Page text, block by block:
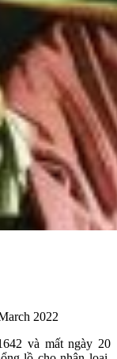
2022
và mất ngày 20